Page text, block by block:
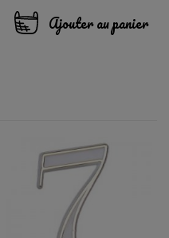
Ajouter au panier